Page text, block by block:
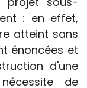
: en effet,
atteint sans
énoncées et
d'une
de